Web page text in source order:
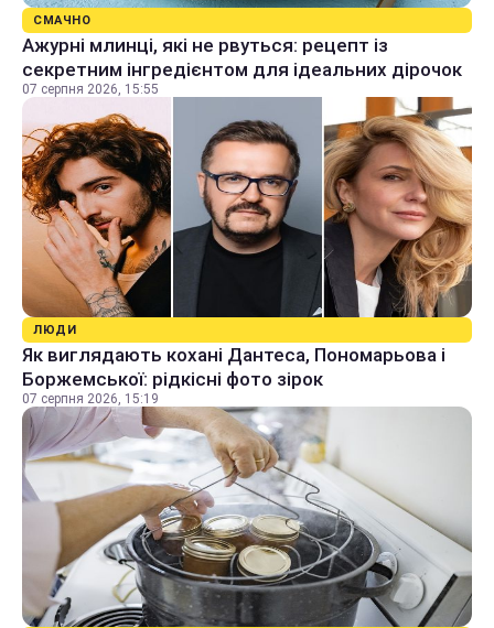
СМАЧНО
Ажурні млинці, які не рвуться: рецепт із
секретним інгредієнтом для ідеальних дірочок
07 серпня 2026, 15:55
ЛЮДИ
Як виглядають кохані Дантеса, Пономарьова і
Боржемської: рідкісні фото зірок
07 серпня 2026, 15:19